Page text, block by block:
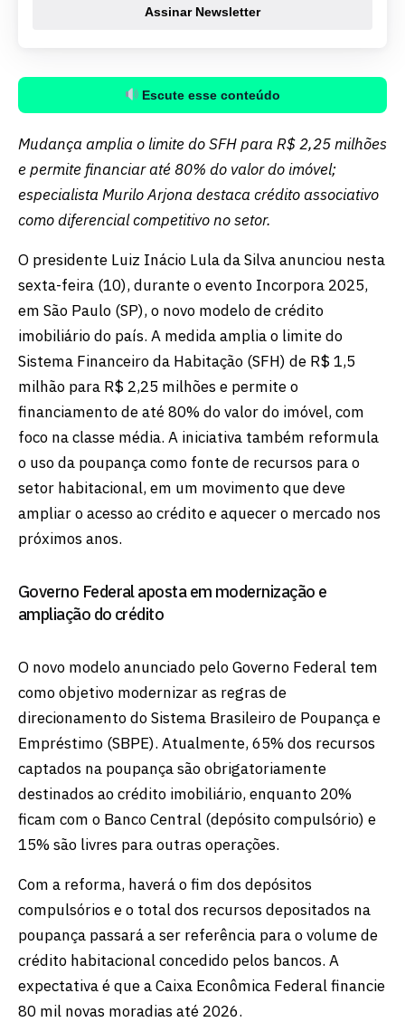
Assinar Newsletter
Escute esse conteúdo
Mudança amplia o limite do SFH para R$ 2,25 milhões
e permite financiar até 80% do valor do imóvel;
especialista Murilo Arjona destaca crédito associativo
como diferencial competitivo no setor.
O presidente Luiz Inácio Lula da Silva anunciou nesta
sexta-feira (10), durante o evento Incorpora 2025,
em São Paulo (SP), o novo modelo de crédito
imobiliário do país. A medida amplia o limite do
Sistema Financeiro da Habitação (SFH) de R$ 1,5
milhão para R$ 2,25 milhões e permite o
financiamento de até 80% do valor do imóvel, com
foco na classe média. A iniciativa também reformula
o uso da poupança como fonte de recursos para o
setor habitacional, em um movimento que deve
ampliar o acesso ao crédito e aquecer o mercado nos
próximos anos.
Governo Federal aposta em modernização e
ampliação do crédito
O novo modelo anunciado pelo Governo Federal tem
como objetivo modernizar as regras de
direcionamento do Sistema Brasileiro de Poupança e
Empréstimo (SBPE). Atualmente, 65% dos recursos
captados na poupança são obrigatoriamente
destinados ao crédito imobiliário, enquanto 20%
ficam com o Banco Central (depósito compulsório) e
15% são livres para outras operações.
Com a reforma, haverá o fim dos depósitos
compulsórios e o total dos recursos depositados na
poupança passará a ser referência para o volume de
crédito habitacional concedido pelos bancos. A
expectativa é que a Caixa Econômica Federal financie
80 mil novas moradias até 2026.